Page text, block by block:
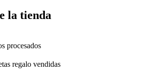
la tienda
procesados
regalo vendidas